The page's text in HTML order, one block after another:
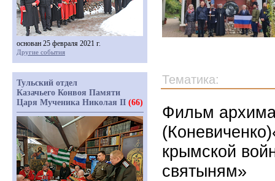
Тематика:
Фильм
крымской
святыням»
основан 25 февраля 2021 г.
Другие события
Тульский отдел
Казачьего Конвоя Памяти
Царя Мученика Николая II (66)